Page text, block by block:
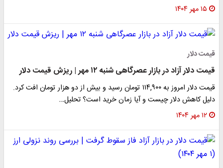
۱۵ مهر ۱۴۰۴
قیمت دلار
قیمت دلار آزاد در بازار عصرگاهی شنبه ۱۲ مهر | ریزش قیمت دلار
قیمت دلار امروز به ۱۱۴,۹۰۰ تومان رسید و بیش از دو هزار تومان افت کرد.
دلیل کاهش دلار چیست و آیا زمان خرید است؟ تحلیل…
۱۲ مهر ۱۴۰۴